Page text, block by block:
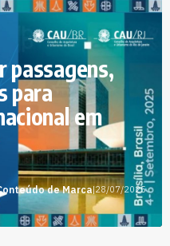
passagens,
para
em
de Marca|28/07/2025